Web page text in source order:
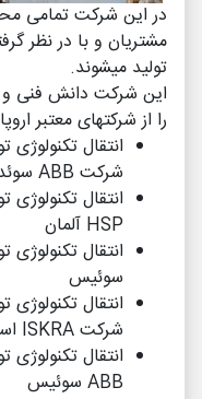
در این شرکت تمامی
مشتریان و با در نظر
تولید می­شوند.
این شرکت دانش فنی و
را از شرکت­های معتبر
انتقال تکنولوژی
شرکت ABB سوئد
انتقال
HSP آلمان
سوئیس
انتقال
شرکت ISKRA اسلوونی
ABB سوئیس